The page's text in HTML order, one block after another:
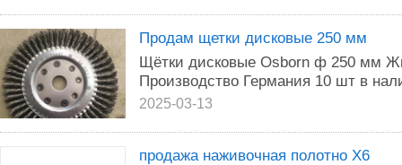
Продам щетки дисковые 250 мм
Щётки дисковые Osborn ф 250 мм
Производство Германия 10 шт в
2025-03-13
продажа наживочная полотно Х6